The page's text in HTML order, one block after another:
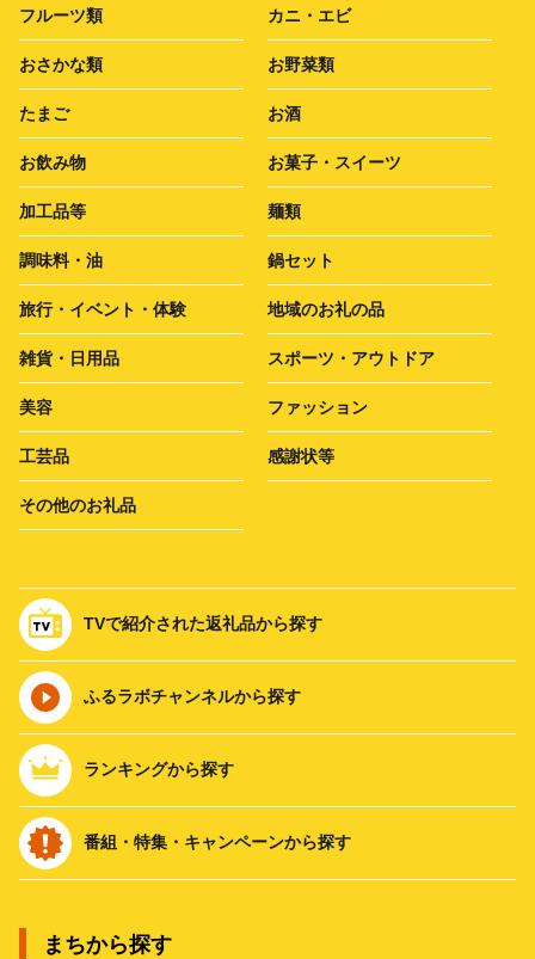
フルーツ類 カニ・エビ
おさかな類 お野菜類
たまご お酒
お飲み物 お菓子・スイーツ
加工品等 麺類
調味料・油 鍋セット
旅行・イベント・体験 地域のお礼の品
雑貨・日用品 スポーツ・アウトドア
美容 ファッション
工芸品 感謝状等
その他のお礼品
TVで紹介された返礼品から探す
ふるラボチャンネルから探す
ランキングから探す
番組・特集・キャンペーンから探す
まちから探す